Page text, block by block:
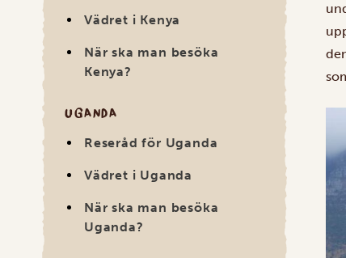
Vädret i Kenya
När ska man besöka
Kenya?
UGANDA
Reseråd för Uganda
Vädret i Uganda
När ska man besöka
Uganda?